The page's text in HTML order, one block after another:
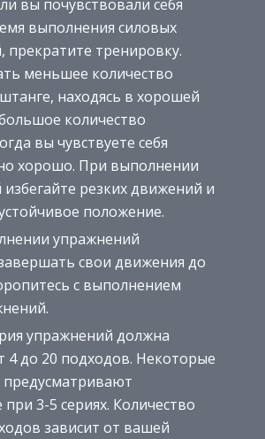
вы почувствовали себя
выполнения силовых
прекратите тренировку.
меньшее количество
находясь в хорошей
количество
вы чувствуете себя
хорошо. При выполнении
резких движений и
положение.
упражнений
свои движения до
с выполнением
упражнений должна
4 до 20 подходов. Некоторые
3-5 сериях. Количество
зависит от вашей